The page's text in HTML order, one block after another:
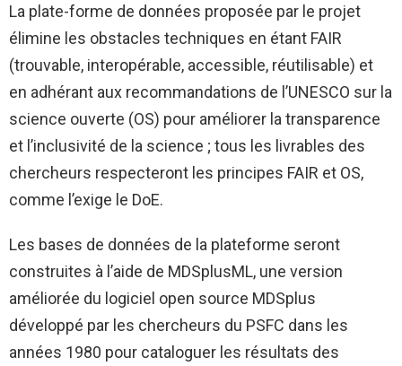
La plate-forme de données proposée par le projet
élimine les obstacles techniques en étant FAIR
(trouvable, interopérable, accessible, réutilisable) et
en adhérant aux recommandations de l’UNESCO sur la
science ouverte (OS) pour améliorer la transparence
et l’inclusivité de la science ; tous les livrables des
chercheurs respecteront les principes FAIR et OS,
comme l’exige le DoE.
Les bases de données de la plateforme seront
construites à l’aide de MDSplusML, une version
améliorée du logiciel open source MDSplus
développé par les chercheurs du PSFC dans les
années 1980 pour cataloguer les résultats des